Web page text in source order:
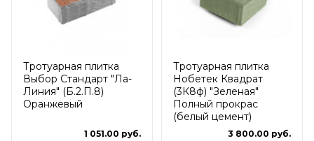
Тротуарная плитка
Выбор Стандарт "Ла-
Линия" (Б.2.П.8)
Оранжевый
1 051.00 руб.
Тротуарная плитка
Нобетек Квадрат
(3К8ф) "Зеленая"
Полный прокрас
(белый цемент)
3 800.00 руб.